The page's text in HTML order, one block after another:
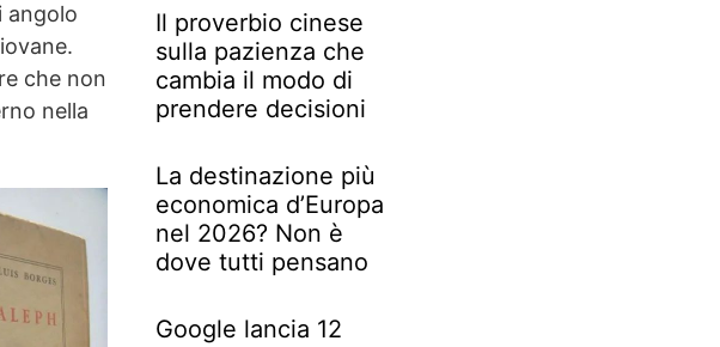
angolo
che non
nella
Il proverbio cinese
sulla pazienza che
cambia il modo di
prendere decisioni
La destinazione più
economica d’Europa
nel 2026? Non è
dove tutti pensano
Google lancia 12